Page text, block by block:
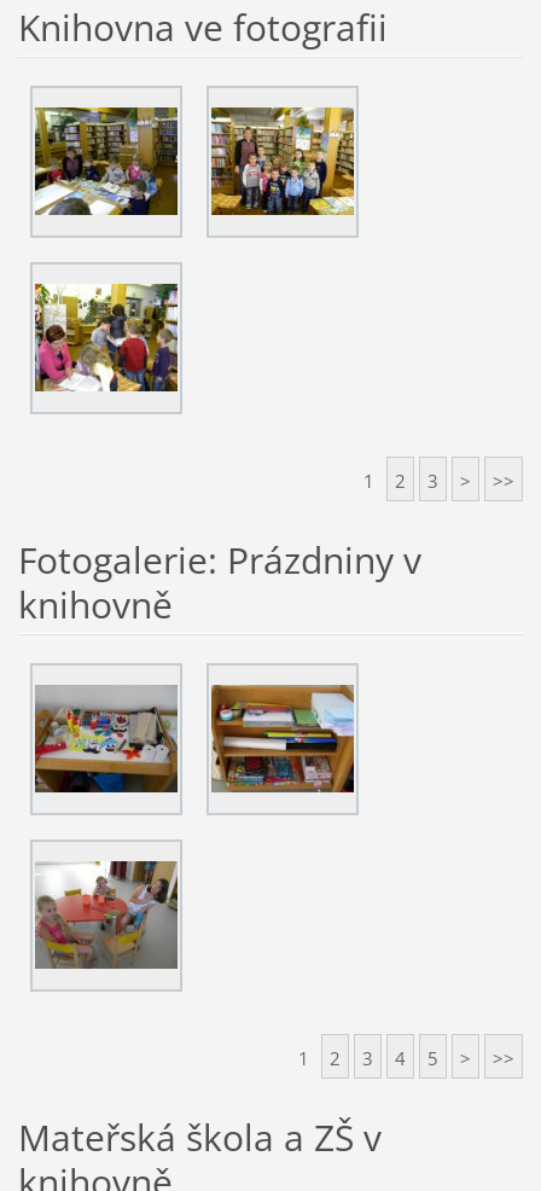
Knihovna ve fotografii
1 2 3 > >>
Fotogalerie: Prázdniny v
knihovně
1 2 3 4 5 > >>
Mateřská škola a ZŠ v